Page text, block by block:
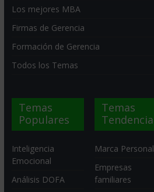
Los mejores MBA
Firmas de Gerencia
Formación de Gerencia
Todos los Temas
Temas
Populares
Inteligencia
Emocional
Análisis DOFA
Temas
Tendencia
Marca Personal
Empresas
familiares